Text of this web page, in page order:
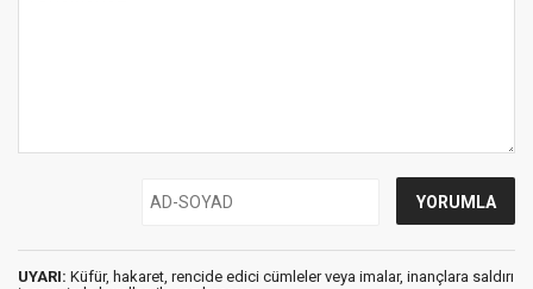
UYARI: Küfür, hakaret, rencide edici cümleler veya imalar, inançlara saldırı